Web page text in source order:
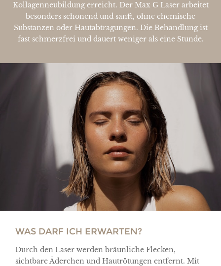
Kollagenneubildung erreicht. Der Max G Laser arbeitet
besonders schonend und sanft, ohne chemische
Substanzen oder Hautabtragungen. Die Behandlung ist
fast schmerzfrei und dauert weniger als eine Stunde.
WAS DARF ICH ERWARTEN?
Durch den Laser werden bräunliche Flecken,
sichtbare Äderchen und Hautrötungen entfernt. Mit